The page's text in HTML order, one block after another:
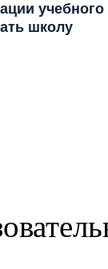
учебного
школу